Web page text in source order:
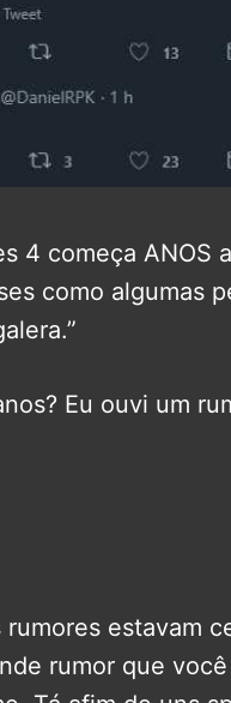
4 começa ANOS
como algumas
Eu ouvi um
rumores estavam
rumor que